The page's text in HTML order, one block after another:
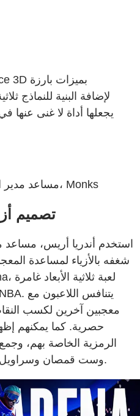
لإضافة البنية للنماذج
يجعلها أداة لا غنى
مساعد مدير الرسوم المتحركة للتجربة، Monks
تصميم
استخدم أندريا أريس، مساعد
معجبين آخرين لكسب
حصرية. كما يمكنهم
الرمزية الخاصة بهم،
وست قمصان وسراويل مختلفة بخمس تنويعات ملونة.